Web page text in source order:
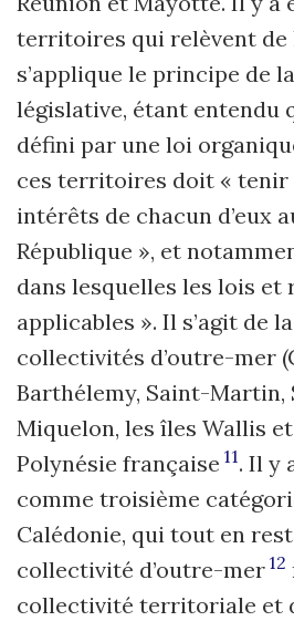
territoires qui relèvent de
s’applique le principe de
législative, étant entendu
défini par une loi
ces territoires doit « tenir
intérêts de chacun d’eux
République », et
dans lesquelles les lois et
applicables ». Il s’agit de
collectivités d’outre-mer
Barthélemy, Saint-
Miquelon, les îles Wallis
Polynésie française 11. Il y
comme troisième
Calédonie, qui tout en
collectivité d’outre-mer 12
collectivité territoriale et